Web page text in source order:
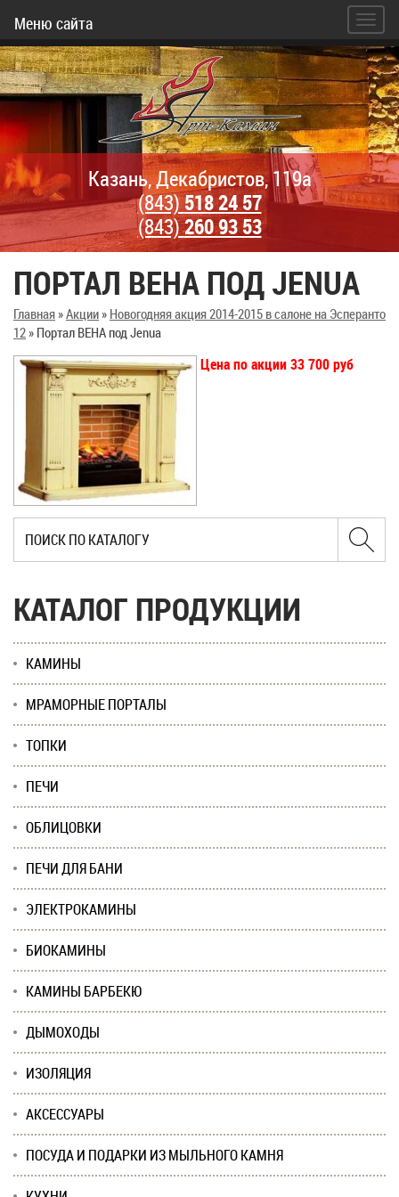
Меню сайта
Казань, Декабристов, 119а
(843)518 24 57
(843)260 93 53
ПОРТАЛ ВЕНА ПОД JENUA
Главная»Акции» Новогодняя акция 2014-2015 в салоне на Эсперанто
12» Портал ВЕНА под Jenua
Цена по акции 33 700 руб
КАТАЛОГ ПРОДУКЦИИ
КАМИНЫ
МРАМОРНЫЕ ПОРТАЛЫ
ТОПКИ
ПЕЧИ
ОБЛИЦОВКИ
ПЕЧИ ДЛЯ БАНИ
ЭЛЕКТРОКАМИНЫ
БИОКАМИНЫ
КАМИНЫ БАРБЕКЮ
ДЫМОХОДЫ
ИЗОЛЯЦИЯ
АКСЕССУАРЫ
ПОСУДА И ПОДАРКИ ИЗ МЫЛЬНОГО КАМНЯ